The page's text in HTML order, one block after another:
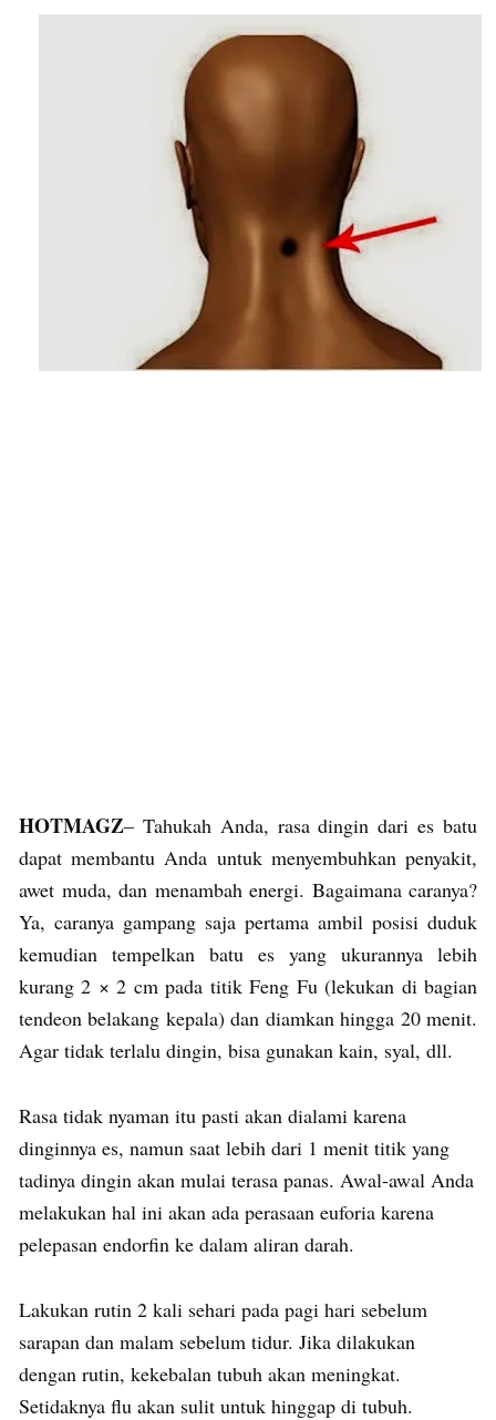
HOTMAGZ– Tahukah Anda, rasa dingin dari es batu
dapat membantu Anda untuk menyembuhkan penyakit,
awet muda, dan menambah energi. Bagaimana caranya?
Ya, caranya gampang saja pertama ambil posisi duduk
kemudian tempelkan batu es yang ukurannya lebih
kurang 2 × 2 cm pada titik Feng Fu (lekukan di bagian
tendeon belakang kepala) dan diamkan hingga 20 menit.
Agar tidak terlalu dingin, bisa gunakan kain, syal, dll.
Rasa tidak nyaman itu pasti akan dialami karena
dinginnya es, namun saat lebih dari 1 menit titik yang
tadinya dingin akan mulai terasa panas. Awal-awal Anda
melakukan hal ini akan ada perasaan euforia karena
pelepasan endorfin ke dalam aliran darah.
Lakukan rutin 2 kali sehari pada pagi hari sebelum
sarapan dan malam sebelum tidur. Jika dilakukan
dengan rutin, kekebalan tubuh akan meningkat.
Setidaknya flu akan sulit untuk hinggap di tubuh.